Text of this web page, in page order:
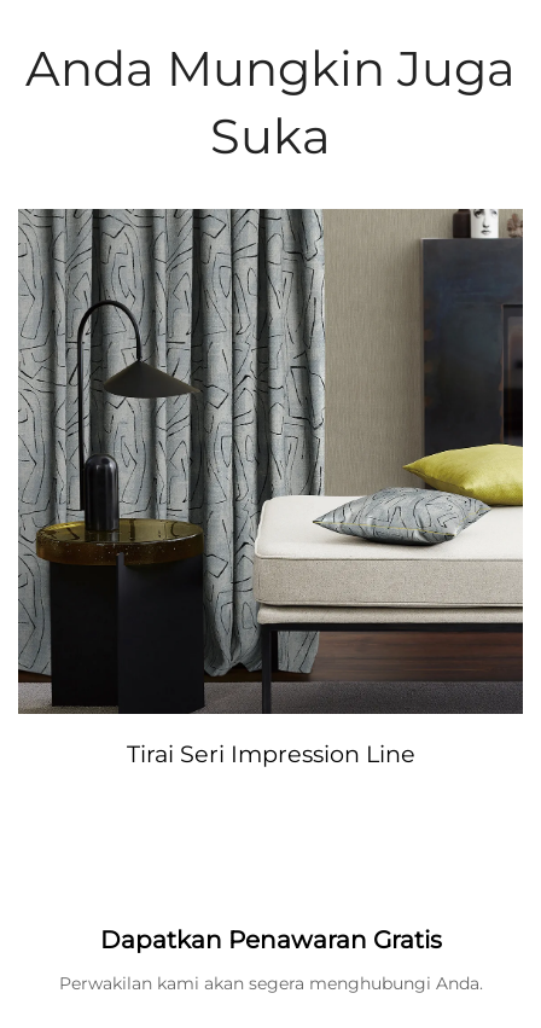
Anda Mungkin Juga
Suka
Tirai Seri Impression Line
Dapatkan Penawaran Gratis
Perwakilan kami akan segera menghubungi Anda.